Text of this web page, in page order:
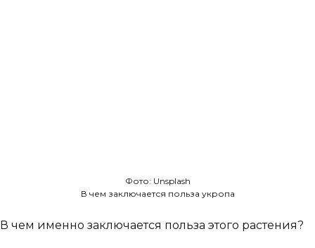
Фото: Unsplash
В чем заключается польза укропа
В чем именно заключается польза этого растения?